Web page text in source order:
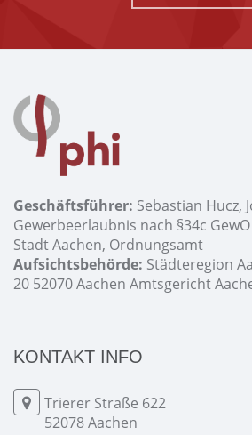
Geschäftsführer: Sebastian Hucz,
Gewerbeerlaubnis nach §34c
Stadt Aachen, Ordnungsamt
Aufsichtsbehörde: Städteregion
20 52070 Aachen Amtsgericht
KONTAKT INFO
Trierer Straße 622
52078 Aachen